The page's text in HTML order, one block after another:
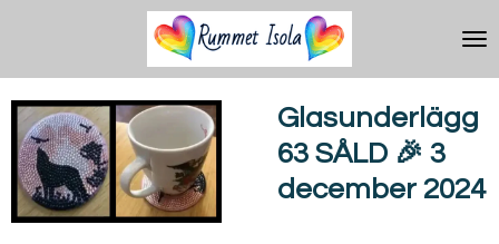
huvudinnehållet
Glasunderlägg
63 SÅLD 🎉 3
december 2024